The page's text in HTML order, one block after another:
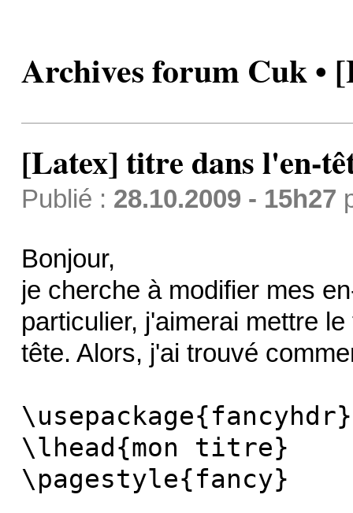
Archives forum Cuk •
[Latex] titre dans l'en-
Publié : 28.10.2009 - 15h27
Bonjour,
je cherche à modifier mes
particulier, j'aimerai mettre
tête. Alors, j'ai trouvé
\usepackage{fancyhdr}
\lhead{mon titre}
\pagestyle{fancy}